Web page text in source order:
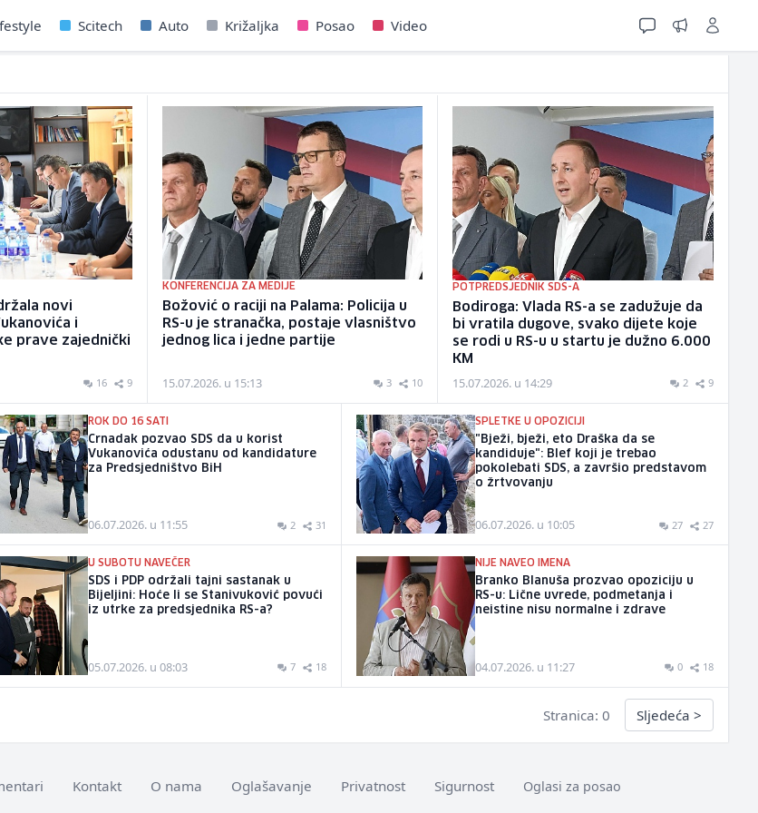
Scitech Auto Križaljka Posao Video
novi
i
prave zajednički
16 9
KONFERENCIJA ZA MEDIJE
Božović o raciji na Palama: Policija u
RS-u je stranačka, postaje vlasništvo
jednog lica i jedne partije
15.07.2026. u 15:13 3 10
POTPREDSJEDNIK SDS-A
Bodiroga: Vlada RS-a se zadužuje da
bi vratila dugove, svako dijete koje
se rodi u RS-u u startu je dužno 6.000
KM
15.07.2026. u 14:29 2 9
ROK DO 16 SATI
Crnadak pozvao SDS da u korist
Vukanovića odustanu od kandidature
za Predsjedništvo BiH
06.07.2026. u 11:55 2 31
SPLETKE U OPOZICIJI
"Bježi, bježi, eto Draška da se
kandiduje": Blef koji je trebao
pokolebati SDS, a završio predstavom
o žrtvovanju
06.07.2026. u 10:05 27 27
U SUBOTU NAVEČER
SDS i PDP održali tajni sastanak u
Bijeljini: Hoće li se Stanivuković povući
iz utrke za predsjednika RS-a?
05.07.2026. u 08:03 7 18
NIJE NAVEO IMENA
Branko Blanuša prozvao opoziciju u
RS-u: Lične uvrede, podmetanja i
neistine nisu normalne i zdrave
04.07.2026. u 11:27 0 18
Stranica: 0 Sljedeća >
Kontakt O nama Oglašavanje Privatnost Sigurnost Oglasi za posao